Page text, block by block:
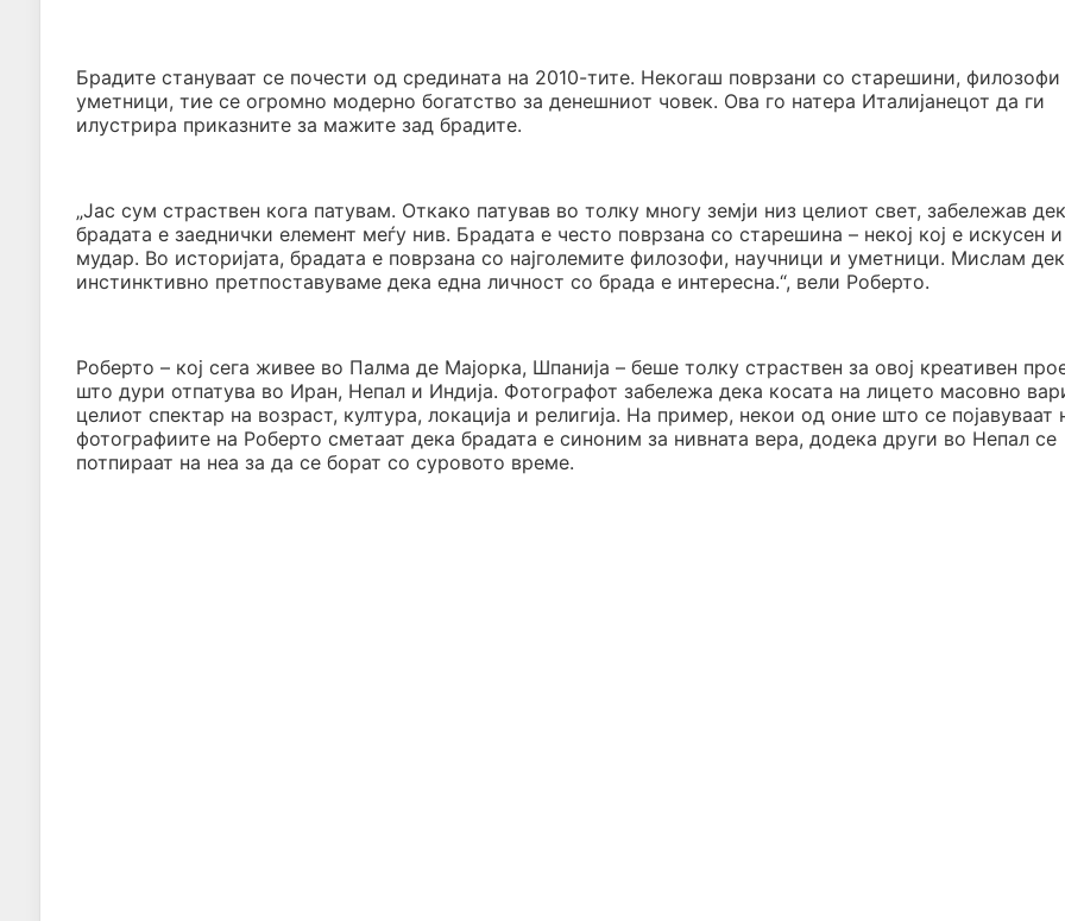
Брадите стануваат се почести од средината на 2010-тите. Некогаш поврзани со старешини,
уметници, тие се огромно модерно богатство за денешниот човек. Ова го натера Италијанецот да ги
илустрира приказните за мажите зад брадите.
„Јас сум страствен кога патувам. Откако патував во толку многу земји низ целиот свет, забележав
брадата е заеднички елемент меѓу нив. Брадата е често поврзана со старешина – некој кој е искусен и
мудар. Во историјата, брадата е поврзана со најголемите филозофи, научници и уметници. Мислам
инстинктивно претпоставуваме дека една личност со брада е интересна.“, вели Роберто.
Роберто – кој сега живее во Палма де Мајорка, Шпанија – беше толку страствен за овој креативен
што дури отпатува во Иран, Непал и Индија. Фотографот забележа дека косата на лицето масовно
целиот спектар на возраст, култура, локација и религија. На пример, некои од оние што се појавуваат
фотографиите на Роберто сметаат дека брадата е синоним за нивната вера, додека други во Непал се
потпираат на неа за да се борат со суровото време.